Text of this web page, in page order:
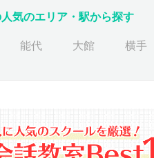
気のエリア・駅から探す
能代 大館 横手